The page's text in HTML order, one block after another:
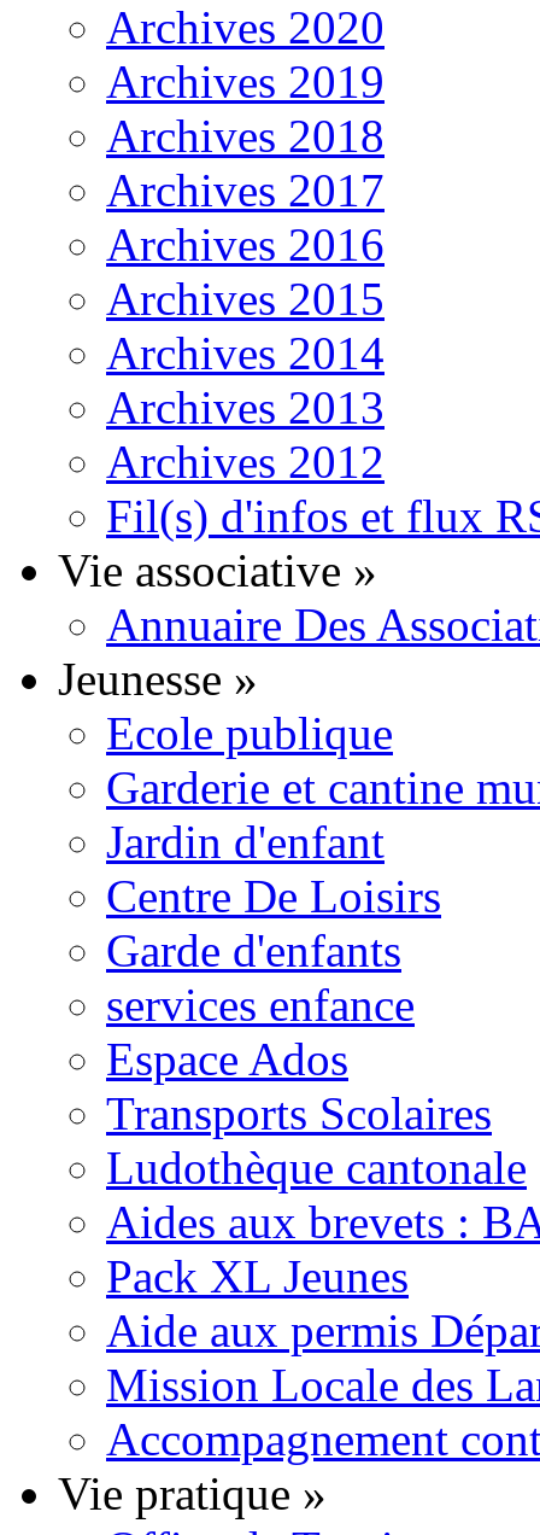
Archives 2020
Archives 2019
Archives 2018
Archives 2017
Archives 2016
Archives 2015
Archives 2014
Archives 2013
Archives 2012
Fil(s) d'infos et flux
Vie associative »
Annuaire Des
Jeunesse »
Ecole publique
Garderie et cantine
Jardin d'enfant
Centre De Loisirs
Garde d'enfants
services enfance
Espace Ados
Transports Scolaires
Ludothèque cantonale
Aides aux brevets :
Pack XL Jeunes
Aide aux permis
Mission Locale des
Accompagnement
Vie pratique »